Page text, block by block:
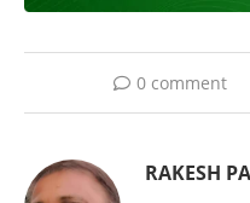
0 comment
RAKESH